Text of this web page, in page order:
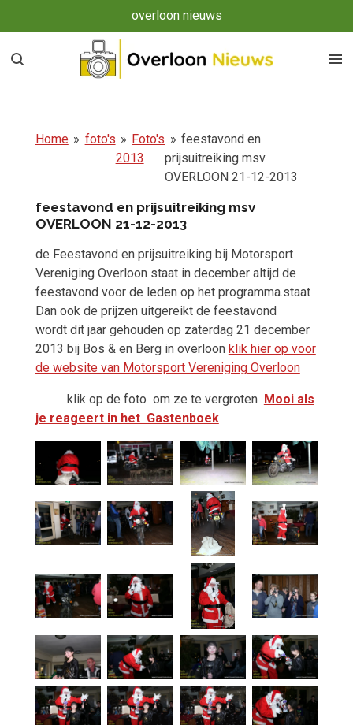
direct
naar
overloon nieuws
Home » foto's » Foto's
2013
» feestavond en
prijsuitreiking msv
OVERLOON 21-12-2013
feestavond en prijsuitreiking msv
OVERLOON 21-12-2013
de Feestavond en prijsuitreiking bij Motorsport
Vereniging Overloon staat in december altijd de
feestavond voor de leden op het programma.staat
Dan ook de prijzen uitgereikt de feestavond
wordt dit jaar gehouden op zaterdag 21 december
2013 bij Bos & en Berg in overloon klik hier op voor
de website van Motorsport Vereniging Overloon
klik op de foto om ze te vergroten Mooi als
je reageert in het Gastenboek